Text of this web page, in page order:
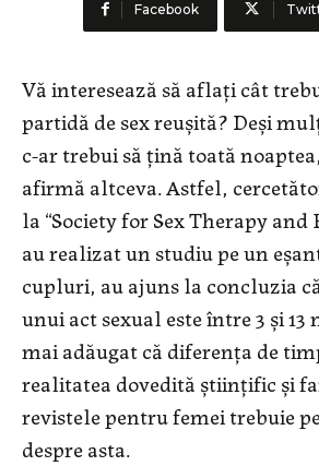
Facebook
Vă interesează să aflaţi cât
partidă de sex reuşită? Deși
c-ar trebui să ţină toată
afirmă altceva. Astfel,
la “Society for Sex Therapy and
au realizat un studiu pe un
cupluri, au ajuns la concluzia
unui act sexual este între 3 şi 13
mai adăugat că diferenţa de
realitatea dovedită ştiinţific şi
revistele pentru femei trebuie
despre asta.